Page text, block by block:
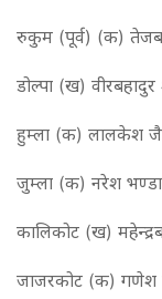
रुकुम (पूर्व) (क)
डोल्पा (ख) वीरबहादुर
हुम्ला (क) लालकेश
जुम्ला (क) नरेश
कालिकोट (ख)
जाजरकोट (क) गणेश